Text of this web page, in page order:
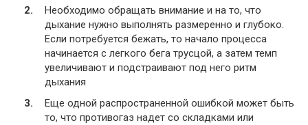
Необходимо обращать внимание и на то, что
дыхание нужно выполнять размеренно и глубоко.
Если потребуется бежать, то начало процесса
начинается с легкого бега трусцой, а затем темп
увеличивают и подстраивают под него ритм
дыхания
Еще одной распространенной ошибкой может быть
то, что противогаз надет со складками или